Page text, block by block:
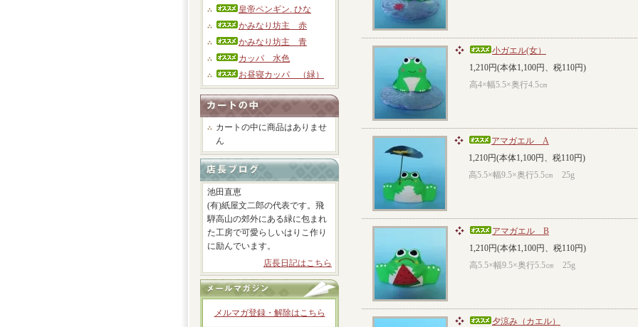
皇帝ペンギン. ひな
かみなり坊主 赤
かみなり坊主 青
カッパ 水色
お昼寝カッパ （緑）
カートの中に商品はありませ
ん
池田直恵
(有)紙屋文二郎の代表です。飛
騨高山の郊外にある緑に包まれ
た工房で可愛らしいはりこ作り
に励んでいます。
店長日記はこちら
メルマガ登録・解除はこちら
小ガエル(女）
1,210円(本体1,100円、税110円)
高4×幅5.5×奥行4.5㎝
アマガエル A
1,210円(本体1,100円、税110円)
高5.5×幅9.5×奥行5.5㎝ 25g
アマガエル B
1,210円(本体1,100円、税110円)
高5.5×幅9.5×奥行5.5㎝ 25g
夕涼み（カエル）